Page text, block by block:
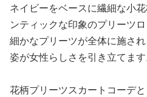
ネイビーをベースに繊細な小
ンティックな印象のプリーツロ
細かなプリーツが全体に施さ
姿が女性らしさを引き立てます
花柄プリーツスカートコーデ